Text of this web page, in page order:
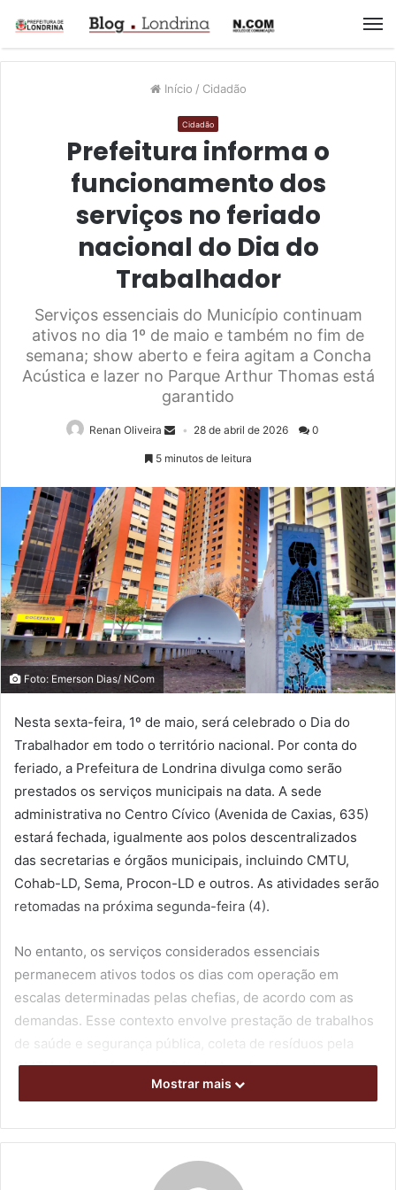
Início / Cidadão
Cidadão
Prefeitura informa o
funcionamento dos
serviços no feriado
nacional do Dia do
Trabalhador
Serviços essenciais do Município continuam
ativos no dia 1º de maio e também no fim de
semana; show aberto e feira agitam a Concha
Acústica e lazer no Parque Arthur Thomas está
garantido
Renan Oliveira 28 de abril de 2026 0
5 minutos de leitura
Foto: Emerson Dias/ NCom
Nesta sexta-feira, 1º de maio, será celebrado o Dia do
Trabalhador em todo o território nacional. Por conta do
feriado, a Prefeitura de Londrina divulga como serão
prestados os serviços municipais na data. A sede
administrativa no Centro Cívico (Avenida de Caxias, 635)
estará fechada, igualmente aos polos descentralizados
das secretarias e órgãos municipais, incluindo CMTU,
Cohab-LD, Sema, Procon-LD e outros. As atividades serão
retomadas na próxima segunda-feira (4).
No entanto, os serviços considerados essenciais
permanecem ativos todos os dias com operação em
escalas determinadas pelas chefias, de acordo com as
demandas. Esse contexto envolve prestação de trabalhos
de saúde e segurança pública, coleta de resíduos pela
CMTU, plantão funerário 24h da Acesf, entre outros.
unidades da rede municipal de ensino, que voltam a abrir
normalmente no dia 4. Isso vale para os Centros
Municipais de Educação Infantil (CMEIs) e Centros de
Mostrar mais